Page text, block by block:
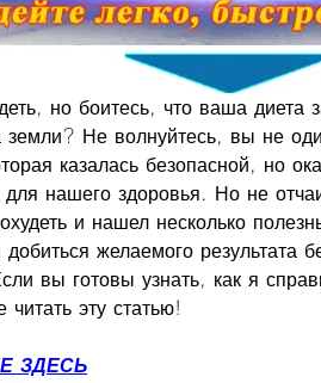
но боитесь, что ваша диета
земли? Не волнуйтесь, вы не
казалась безопасной, но
нашего здоровья. Но не
и нашел несколько
добиться желаемого результата
вы готовы узнать, как я
читать эту статью!
ЗДЕСЬ